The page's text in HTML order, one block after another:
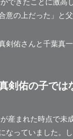
意の上だった」と
剣佑さんと千葉真
剣佑の子では
産まれた時点で未
なっていました。